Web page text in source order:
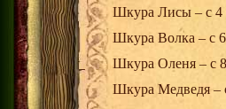
Шкура Лисы – с 4
Шкура Волка – с
Шкура Оленя – с
Шкура Медведя –